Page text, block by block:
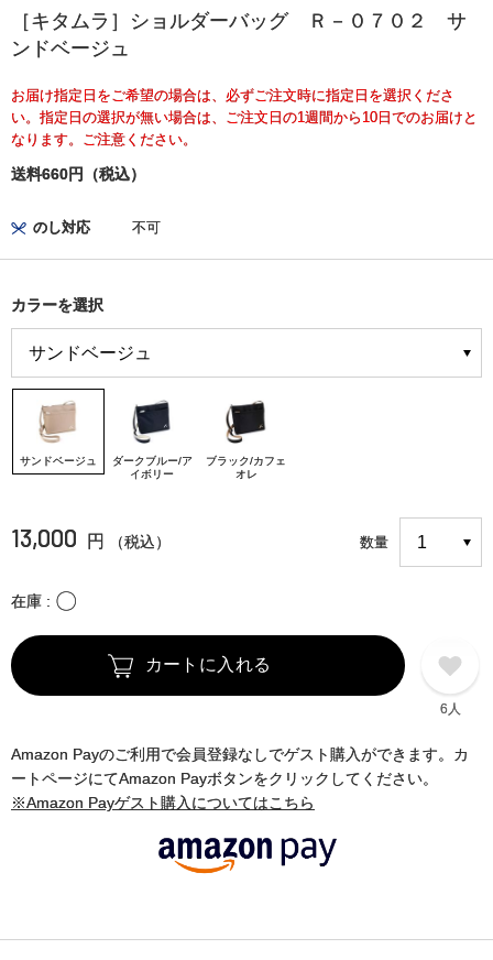
［キタムラ］ショルダーバッグ Ｒ－０７０２ サ
ンドベージュ
お届け指定日をご希望の場合は、必ずご注文時に指定日を選択くださ
い。指定日の選択が無い場合は、ご注文日の1週間から10日でのお届けと
なります。ご注意ください。
送料660円（税込）
のし対応 不可
カラーを選択
サンドベージュ
ダークブルー/ア
イボリー
ブラック/カフェ
オレ
13,000 円 （税込） 数量
在庫 〇
カートに入れる
6人
Amazon Payのご利用で会員登録なしでゲスト購入ができます。カ
ートページにてAmazon Payボタンをクリックしてください。
※Amazon Payゲスト購入についてはこちら